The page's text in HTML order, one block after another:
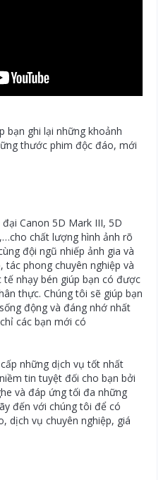
bạn ghi lại những khoảnh
thước phim độc đáo, mới
Canon 5D Mark III, 5D
chất lượng hình ảnh rõ
đội ngũ nhiếp ảnh gia và
tác phong chuyên nghiệp và
nhạy bén giúp bạn có được
thực. Chúng tôi sẽ giúp bạn
động và đáng nhớ nhất
các bạn mới có
những dịch vụ tốt nhất
tin tuyệt đối cho bạn bởi
và đáp ứng tối đa những
đến với chúng tôi để có
dịch vụ chuyên nghiệp, giá